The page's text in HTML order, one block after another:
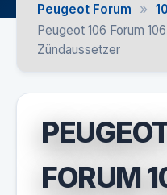
Peugeot Forum »
Peugeot 106 Forum
Zündaussetzer
FORUM